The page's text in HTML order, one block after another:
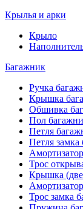
Крылья и арки
Крыло
Багажник
Ручка
Крышка
Обшивка
Пол
Петля
Петля замка
Трос
Крышка
Трос замка